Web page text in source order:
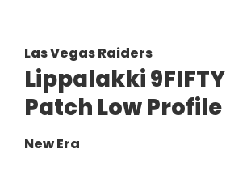
Las Vegas Raiders
Lippalakki 9FIFTY
Patch Low Profile
New Era